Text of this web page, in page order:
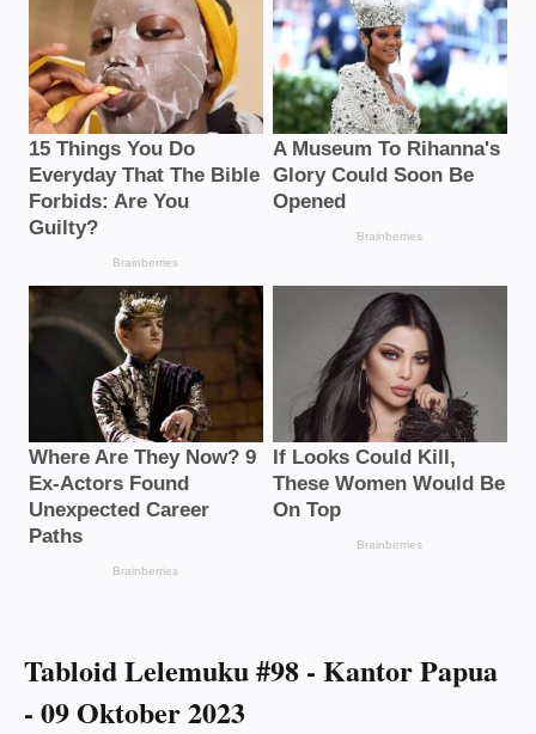
Tabloid Lelemuku #98 - Kantor Papua
- 09 Oktober 2023